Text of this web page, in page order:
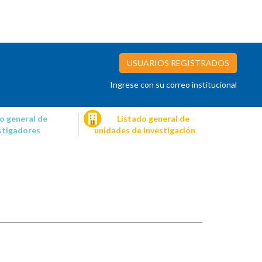
USUARIOS REGISTRADOS
Ingrese con su correo institucional
general de
Listado general de
unidades de investigación